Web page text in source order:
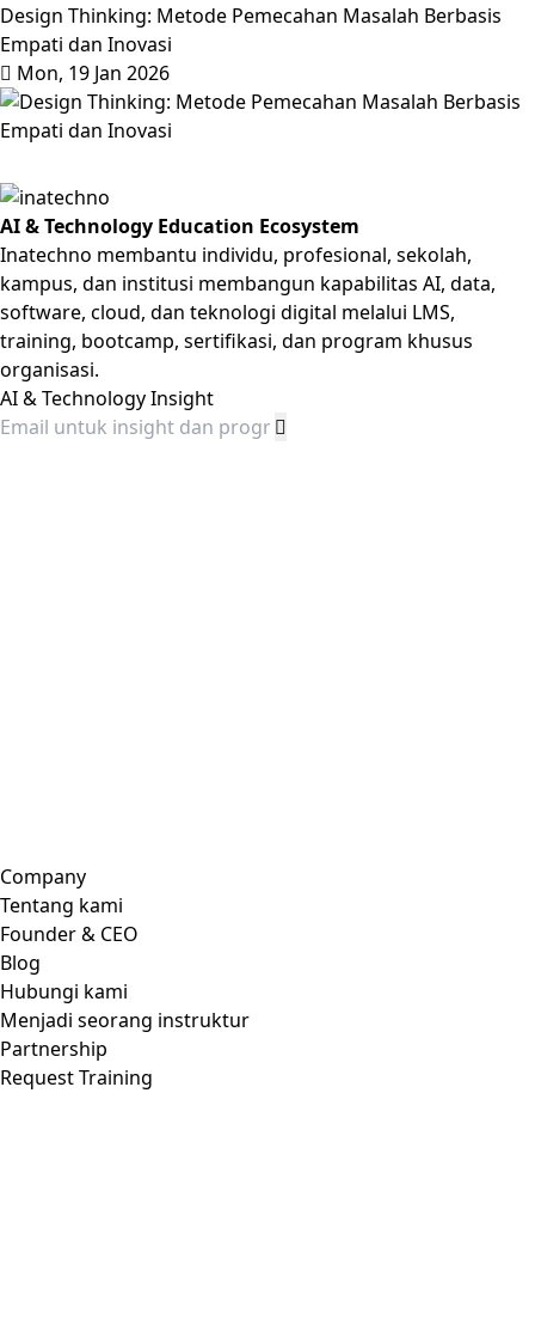
Design Thinking: Metode Pemecahan Masalah Berbasis
Empati dan Inovasi
Mon, 19 Jan 2026
AI & Technology Education Ecosystem
Inatechno membantu individu, profesional, sekolah,
kampus, dan institusi membangun kapabilitas AI, data,
software, cloud, dan teknologi digital melalui LMS,
training, bootcamp, sertifikasi, dan program khusus
organisasi.
AI & Technology Insight
Company
Tentang kami
Founder & CEO
Blog
Hubungi kami
Menjadi seorang instruktur
Partnership
Request Training